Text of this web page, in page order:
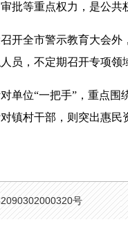
等重点权力，是公共
全市警示教育大会外
员，不定期召开专项
位“一把手”，重点围
镇村干部，则突出惠
号